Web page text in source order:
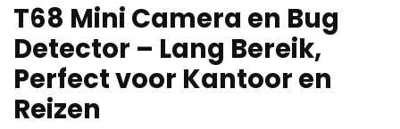
T68 Mini Camera en Bug
Detector – Lang Bereik,
Perfect voor Kantoor en
Reizen